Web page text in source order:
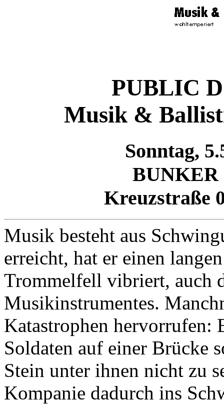
PUBLIC
Musik &
Sonntag,
Kreuzstraße
Musik besteht aus
erreicht, hat er einen
Trommelfell vibriert, auch
Musikinstrumentes.
Katastrophen hervorrufen:
Soldaten auf einer Brücke
Stein unter ihnen nicht zu
Kompanie dadurch ins